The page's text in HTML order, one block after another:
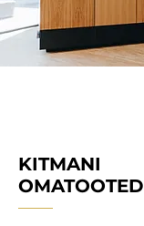
KITMANI
OMATOOTED